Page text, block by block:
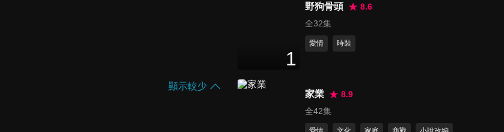
顯示較少
45
1
野狗骨頭
8.6
全32集
愛情 時裝
家業
8.9
全42集